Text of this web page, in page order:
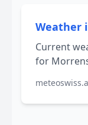
Weather
Current
for